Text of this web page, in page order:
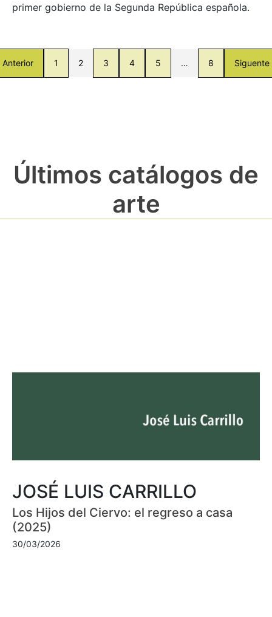
primer gobierno de la Segunda República española.
Anterior 1 2 3 4 5 … 8 Siguente
Últimos catálogos de
arte
JOSÉ LUIS CARRILLO
Los Hijos del Ciervo: el regreso a casa
(2025)
30/03/2026